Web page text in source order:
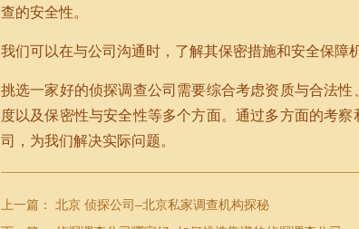
查的安全性。
我们可以在与公司沟通时，了解其保密措施和安全保障
挑选一家好的侦探调查公司需要综合考虑资质与合法
度以及保密性与安全性等多个方面。通过多方面的考
司，为我们解决实际问题。
上一篇：
北京 侦探公司–北京私家调查机构探秘